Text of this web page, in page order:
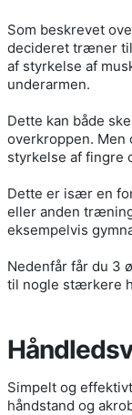
Som beskrevet
decideret træner
af styrkelse af
underarmen.
Dette kan både
overkroppen. Men
styrkelse af fingre
Dette er især en
eller anden
eksempelvis
Nedenfår får du 3
til nogle stærkere
Simpelt og
håndstand og